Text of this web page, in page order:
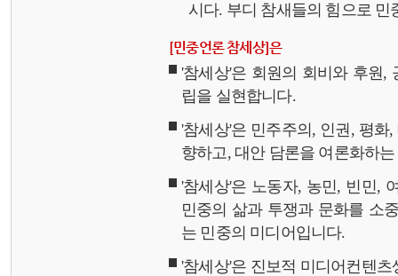
시다. 부디 참새들의 힘으로 민
[민중언론 참세상]은
'참세상'은 회원의 회비와 후원,
립을 실현합니다.
'참세상'은 민주주의, 인권, 평
향하고, 대안 담론을 여론화하
'참세상'은 노동자, 농민, 빈민,
민중의 삶과 투쟁과 문화를 소
는 민중의 미디어입니다.
'참세상'은 진보적 미디어컨텐